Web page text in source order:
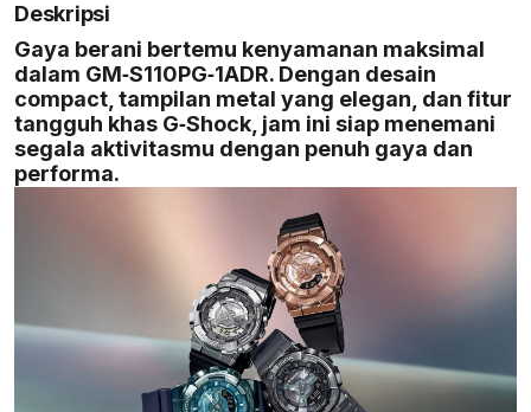
Deskripsi
Gaya berani bertemu kenyamanan maksimal
dalam GM‑S110PG‑1ADR. Dengan desain
compact, tampilan metal yang elegan, dan fitur
tangguh khas G‑Shock, jam ini siap menemani
segala aktivitasmu dengan penuh gaya dan
performa.